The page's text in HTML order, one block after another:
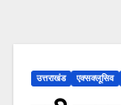
उत्तराखंड एक्सक्लूसिव